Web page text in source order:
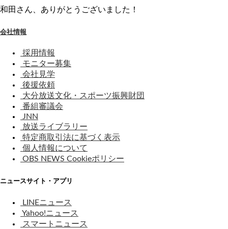
和田さん、ありがとうございました！
会社情報
採用情報
モニター募集
会社見学
後援依頼
大分放送文化・スポーツ振興財団
番組審議会
JNN
放送ライブラリー
特定商取引法に基づく表示
個人情報について
OBS NEWS Cookieポリシー
ニュースサイト・アプリ
LINEニュース
Yahoo!ニュース
スマートニュース